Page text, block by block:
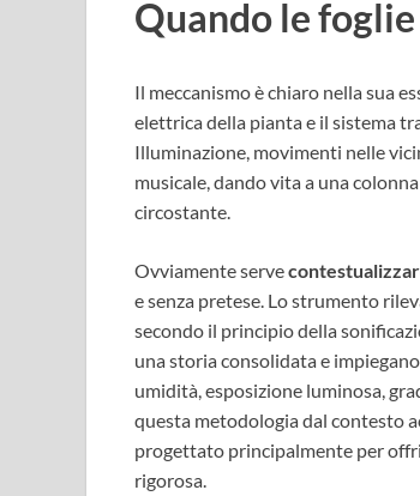
Quando le
Il meccanismo è chiaro nella sua
elettrica della pianta e il sistema
Illuminazione, movimenti nelle
musicale, dando vita a una
circostante.
Ovviamente serve
e senza pretese. Lo strumento
secondo il principio della
una storia consolidata e
umidità, esposizione luminosa,
questa metodologia dal contesto
progettato principalmente per
rigorosa.